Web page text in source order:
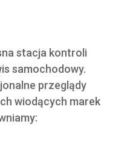
stacja kontroli
samochodowy.
przeglądy
wiodących marek